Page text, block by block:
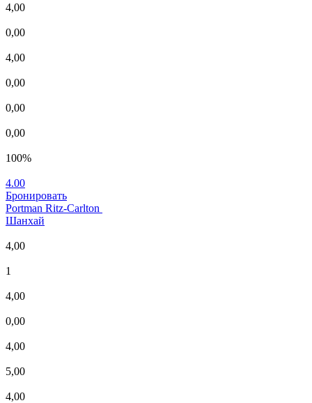
4,00
0,00
4,00
0,00
0,00
0,00
100%
4.00
Бронировать
Portman Ritz-Carlton
Шанхай
4,00
1
4,00
0,00
4,00
5,00
4,00